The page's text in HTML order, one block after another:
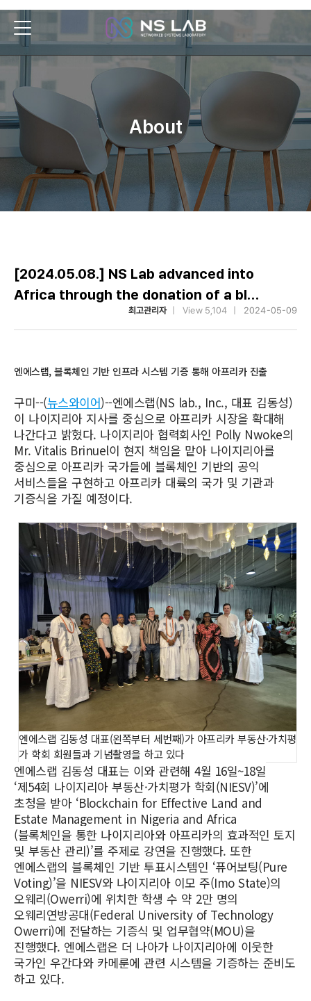
About
[2024.05.08.] NS Lab advanced into
Africa through the donation of a bl…
최고관리자 View 5,104 2024-05-09
엔에스랩, 블록체인 기반 인프라 시스템 기증 통해 아프리카 진출
구미--(뉴스와이어)--엔에스랩(NS lab., Inc., 대표 김동성)
이 나이지리아 지사를 중심으로 아프리카 시장을 확대해
나간다고 밝혔다. 나이지리아 협력회사인 Polly Nwoke의
Mr. Vitalis Brinuel이 현지 책임을 맡아 나이지리아를
중심으로 아프리카 국가들에 블록체인 기반의 공익
서비스들을 구현하고 아프리카 대륙의 국가 및 기관과
기증식을 가질 예정이다.
엔에스랩 김동성 대표(왼쪽부터 세번째)가 아프리카 부동산·가치평
가 학회 회원들과 기념촬영을 하고 있다
엔에스랩 김동성 대표는 이와 관련해 4월 16일~18일
‘제54회 나이지리아 부동산·가치평가 학회(NIESV)’에
초청을 받아 ‘Blockchain for Effective Land and
Estate Management in Nigeria and Africa
(블록체인을 통한 나이지리아와 아프리카의 효과적인 토지
및 부동산 관리)’를 주제로 강연을 진행했다. 또한
엔에스랩의 블록체인 기반 투표시스템인 ‘퓨어보팅(Pure
Voting)’을 NIESV와 나이지리아 이모 주(Imo State)의
오웨리(Owerri)에 위치한 학생 수 약 2만 명의
오웨리연방공대(Federal University of Technology
Owerri)에 전달하는 기증식 및 업무협약(MOU)을
진행했다. 엔에스랩은 더 나아가 나이지리아에 이웃한
국가인 우간다와 카메룬에 관련 시스템을 기증하는 준비도
하고 있다.